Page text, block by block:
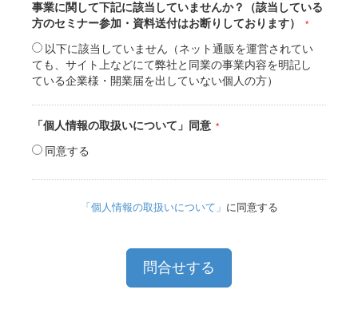
事業に関して下記に該当していませんか？（該当している
方のセミナー参加・資料送付はお断りしております）
以下に該当していません（ネット通販を運営されてい
ても、サイト上などにて弊社と同業の事業内容を明記し
ている企業様・開業届を出していない個人の方）
「個人情報の取扱いについて」同意
同意する
「個人情報の取扱いについて」 に同意する